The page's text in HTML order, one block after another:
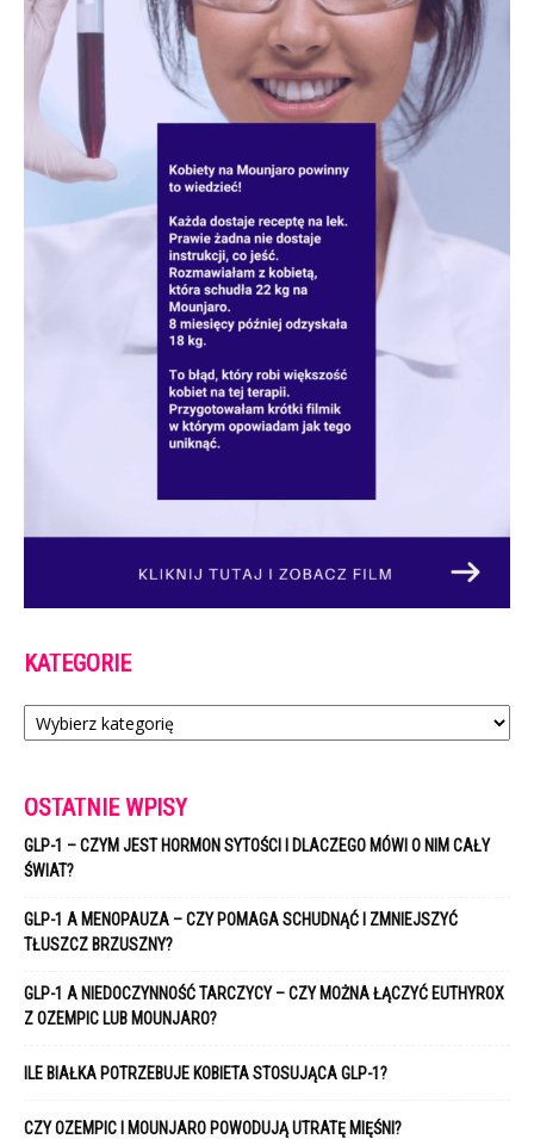
KATEGORIE
Kategorie
OSTATNIE WPISY
GLP-1 – CZYM JEST HORMON SYTOŚCI I DLACZEGO MÓWI O NIM CAŁY
ŚWIAT?
GLP-1 A MENOPAUZA – CZY POMAGA SCHUDNĄĆ I ZMNIEJSZYĆ
TŁUSZCZ BRZUSZNY?
GLP-1 A NIEDOCZYNNOŚĆ TARCZYCY – CZY MOŻNA ŁĄCZYĆ EUTHYROX
Z OZEMPIC LUB MOUNJARO?
ILE BIAŁKA POTRZEBUJE KOBIETA STOSUJĄCA GLP-1?
CZY OZEMPIC I MOUNJARO POWODUJĄ UTRATĘ MIĘŚNI?